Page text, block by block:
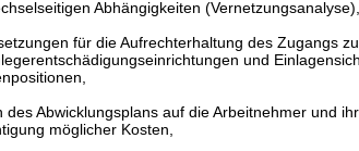
Abhängigkeiten (Vernetzungsanalyse),
für die Aufrechterhaltung des Zugangs zu
und
Abwicklungsplans auf die Arbeitnehmer und
möglicher Kosten,